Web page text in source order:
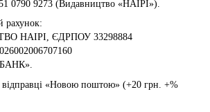
0790 9273 (Видавництво «НАІРІ»).
рахунок:
НАІРІ, ЄДРПОУ 33298884
відправці «Новою поштою» (+20 грн. +%